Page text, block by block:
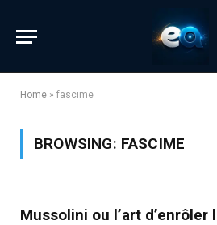
Home » fascime
BROWSING: FASCIME
Mussolini ou l’art d’enrôler